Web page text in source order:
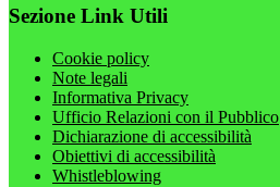
Sezione Link Utili
Cookie policy
Note legali
Informativa Privacy
Ufficio Relazioni con il Pubblico
Dichiarazione di accessibilità
Obiettivi di accessibilità
Whistleblowing